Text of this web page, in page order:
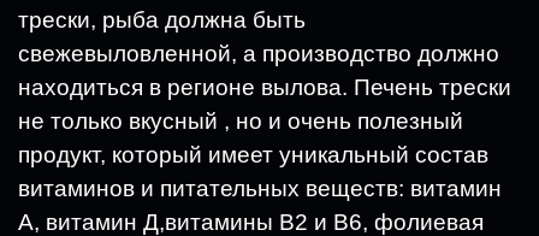
трески, рыба должна быть
свежевыловленной, а производство должно
находиться в регионе вылова. Печень трески
не только вкусный , но и очень полезный
продукт, который имеет уникальный состав
витаминов и питательных веществ: витамин
А, витамин Д,витамины В2 и В6, фолиевая